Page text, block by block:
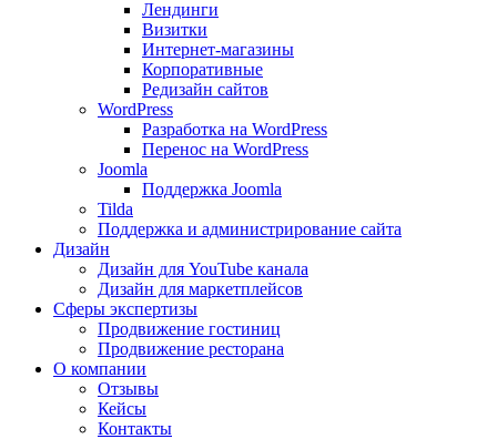
Лендинги
Визитки
Интернет-магазины
Корпоративные
Редизайн сайтов
WordPress
Разработка на WordPress
Перенос на WordPress
Joomla
Поддержка Joomla
Tilda
Поддержка и администрирование сайта
Дизайн
Дизайн для YouTube канала
Дизайн для маркетплейсов
Сферы экспертизы
Продвижение гостиниц
Продвижение ресторана
О компании
Отзывы
Кейсы
Контакты